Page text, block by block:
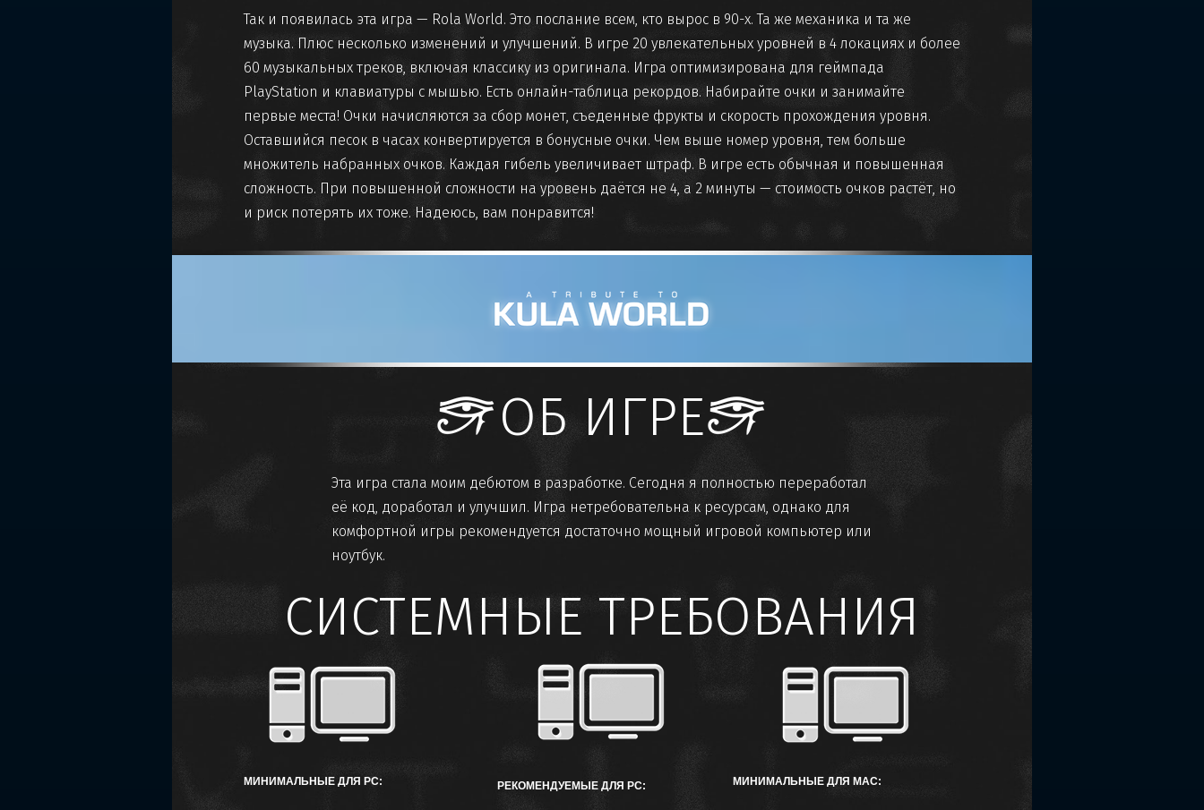
Так и появилась эта игра — Rola World. Это послание всем, кто вырос в 90-х. Та же механика и та же
музыка. Плюс несколько изменений и улучшений. В игре 20 увлекательных уровней в 4 локациях и более
60 музыкальных треков, включая классику из оригинала. Игра оптимизирована для геймпада
PlayStation и клавиатуры с мышью. Есть онлайн-таблица рекордов. Набирайте очки и занимайте
первые места! Очки начисляются за сбор монет, съеденные фрукты и скорость прохождения уровня.
Оставшийся песок в часах конвертируется в бонусные очки. Чем выше номер уровня, тем больше
множитель набранных очков. Каждая гибель увеличивает штраф. В игре есть обычная и повышенная
сложность. При повышенной сложности на уровень даётся не 4, а 2 минуты — стоимость очков растёт, но
и риск потерять их тоже. Надеюсь, вам понравится!
ОБ ИГРЕ
Эта игра стала моим дебютом в разработке. Сегодня я полностью переработал
её код, доработал и улучшил. Игра нетребовательна к ресурсам, однако для
комфортной игры рекомендуется достаточно мощный игровой компьютер или
ноутбук.
СИСТЕМНЫЕ ТРЕБОВАНИЯ
МИНИМАЛЬНЫЕ ДЛЯ PC: РЕКОМЕНДУЕМЫЕ ДЛЯ PC: МИНИМАЛЬНЫЕ ДЛЯ MAC: